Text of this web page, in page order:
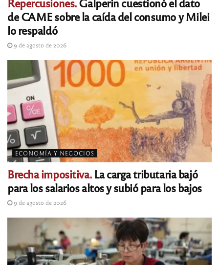
de CAME sobre la caída del consumo y Milei
lo respaldó
9 de agosto de 2026
ECONOMÍA Y NEGOCIOS
Brecha impositiva.La carga tributaria bajó
para los salarios altos y subió para los bajos
9 de agosto de 2026